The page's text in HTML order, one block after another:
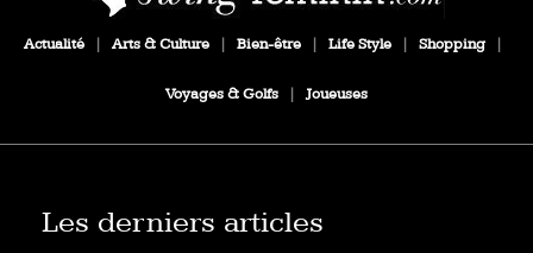
Actualité | Arts & Culture | Bien-être | Life Style | Shopping |
Voyages & Golfs | Joueuses
Les derniers articles